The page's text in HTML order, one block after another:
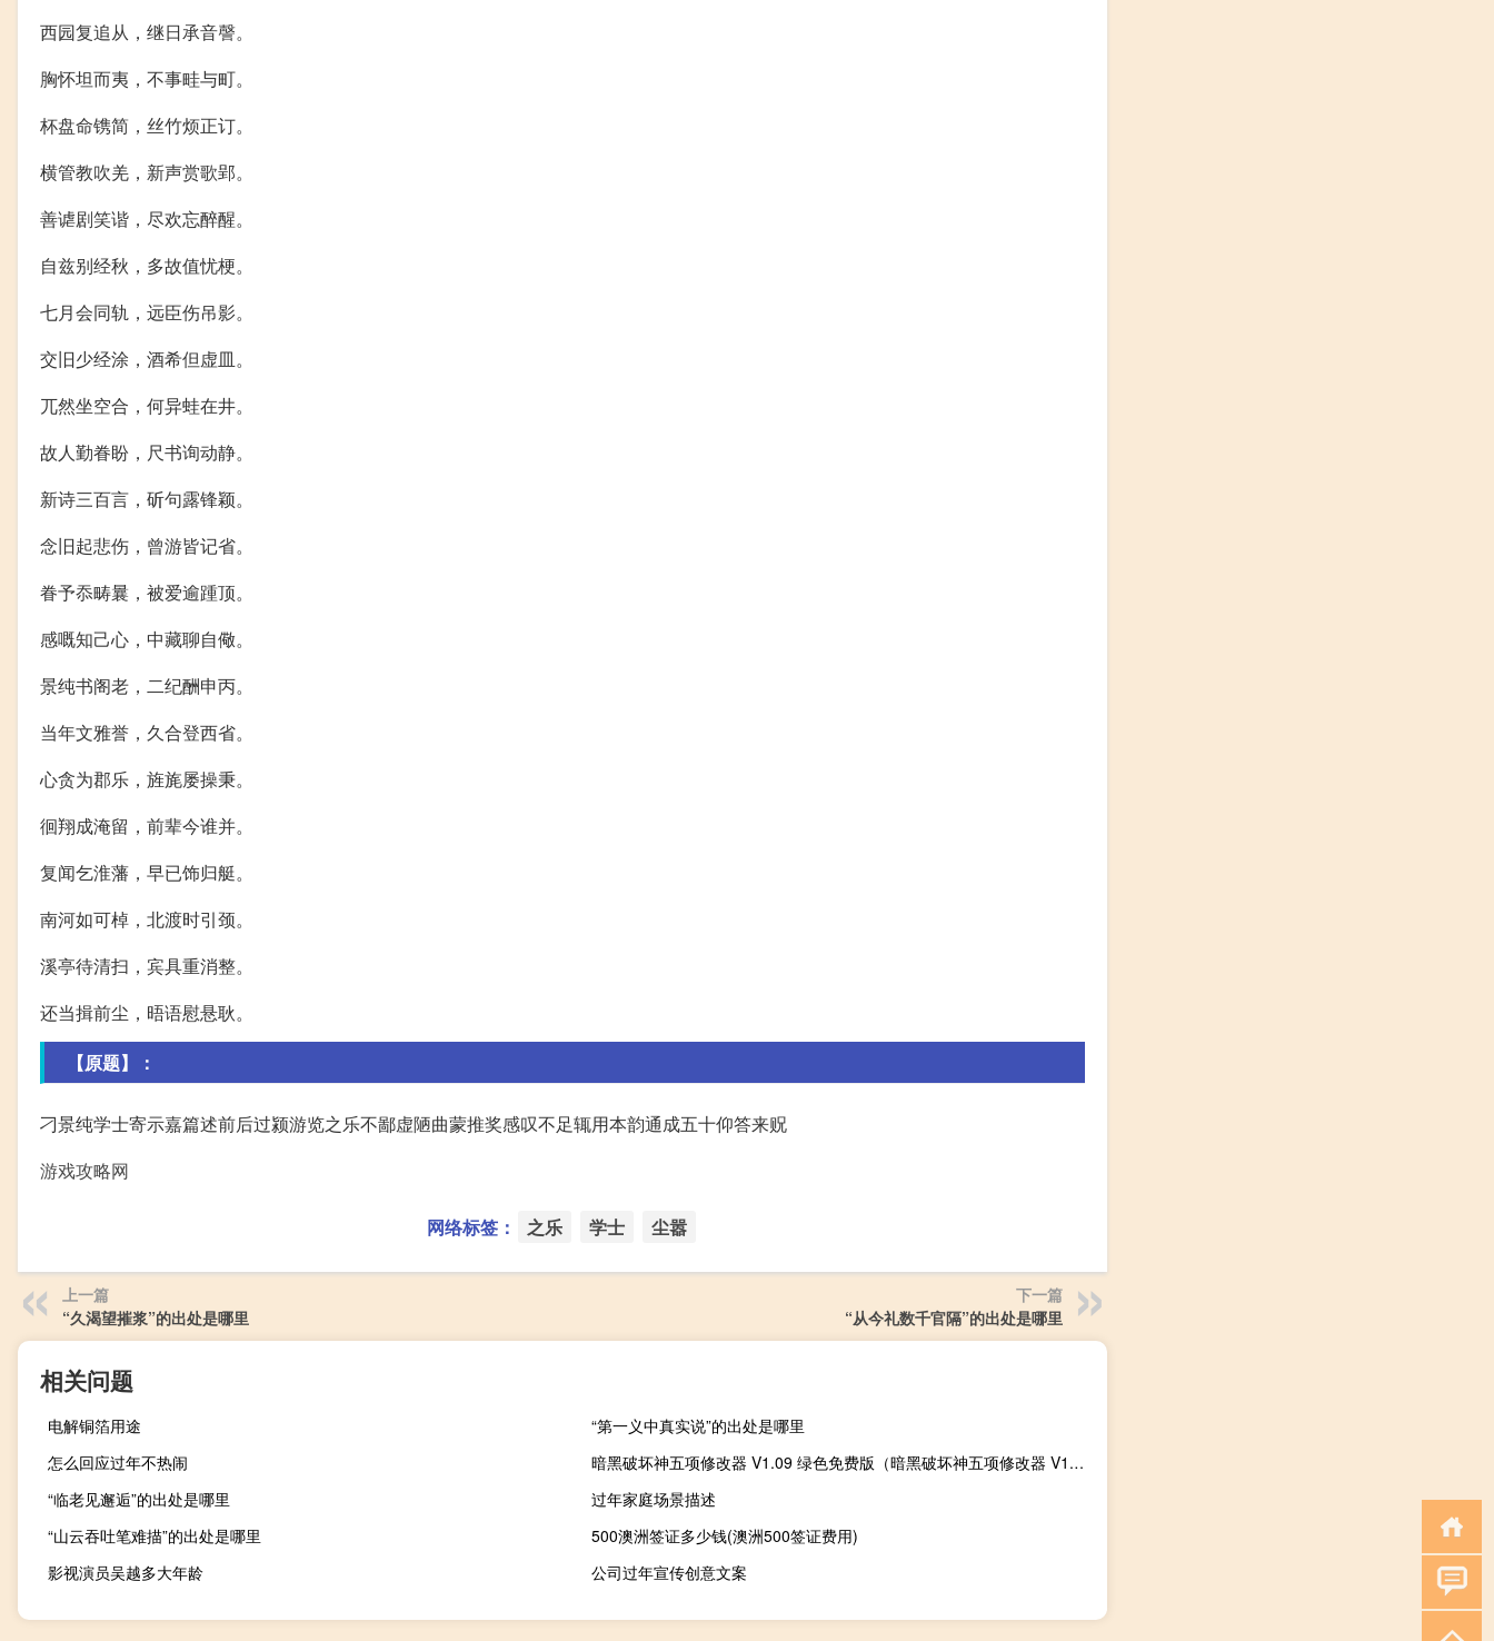
西园复追从，继日承音謦。
胸怀坦而夷，不事畦与町。
杯盘命镌简，丝竹烦正订。
横管教吹羌，新声赏歌郢。
善谑剧笑谐，尽欢忘醉醒。
自兹别经秋，多故值忧梗。
七月会同轨，远臣伤吊影。
交旧少经涂，酒希但虚皿。
兀然坐空合，何异蛙在井。
故人勤眷盼，尺书询动静。
新诗三百言，斫句露锋颖。
念旧起悲伤，曾游皆记省。
眷予忝畴曩，被爱逾踵顶。
感嘅知己心，中藏聊自儆。
景纯书阁老，二纪酬申丙。
当年文雅誉，久合登西省。
心贪为郡乐，旌旄屡操秉。
徊翔成淹留，前辈今谁并。
复闻乞淮藩，早已饰归艇。
南河如可棹，北渡时引颈。
溪亭待清扫，宾具重消整。
还当揖前尘，晤语慰悬耿。
【原题】：
刁景纯学士寄示嘉篇述前后过颍游览之乐不鄙虚陋曲蒙推奖感叹不足辄用本韵通成五十仰答来贶
游戏攻略网
网络标签： 之乐 学士 尘嚣
上一篇
“久渴望摧浆”的出处是哪里
下一篇
“从今礼数千官隔”的出处是哪里
相关问题
电解铜箔用途
“第一义中真实说”的出处是哪里
怎么回应过年不热闹
暗黑破坏神五项修改器 V1.09 绿色免费版（暗黑破坏神五项修改器 V1.09 绿色免费版功能简介）
“临老见邂逅”的出处是哪里
过年家庭场景描述
“山云吞吐笔难描”的出处是哪里
500澳洲签证多少钱(澳洲500签证费用)
影视演员吴越多大年龄
公司过年宣传创意文案